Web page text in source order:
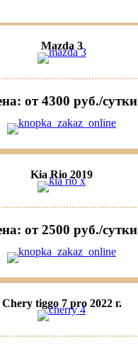
Mazda 3
от 4300 руб./сутки
Kia Rio 2019
от 2500 руб./сутки
Chery tiggo 7 pro 2022 г.